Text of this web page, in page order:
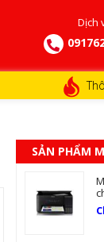
Dịch
SẢN PHẨM